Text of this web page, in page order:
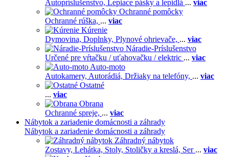
Autopríslušenstvo, Lepiace pásky a lepidlá ... viac
Ochranné pomôcky
Ochranné rúška, ... viac
Kúrenie
Dymovina, Doplnky, Plynové ohrievače, ... viac
Náradie-Príslušenstvo
Určené pre vŕtačku / uťahovačku / elektric ... viac
Auto-moto
Autokamery, Autorádiá, Držiaky na telefóny, ... viac
Ostatné
... viac
Obrana
Ochranné spreje, ... viac
Nábytok a zariadenie domácnosti a záhrady
Nábytok a zariadenie domácnosti a záhrady
Záhradný nábytok
Zostavy, Lehátka, Stoly, Stoličky a kreslá, Ser ... viac